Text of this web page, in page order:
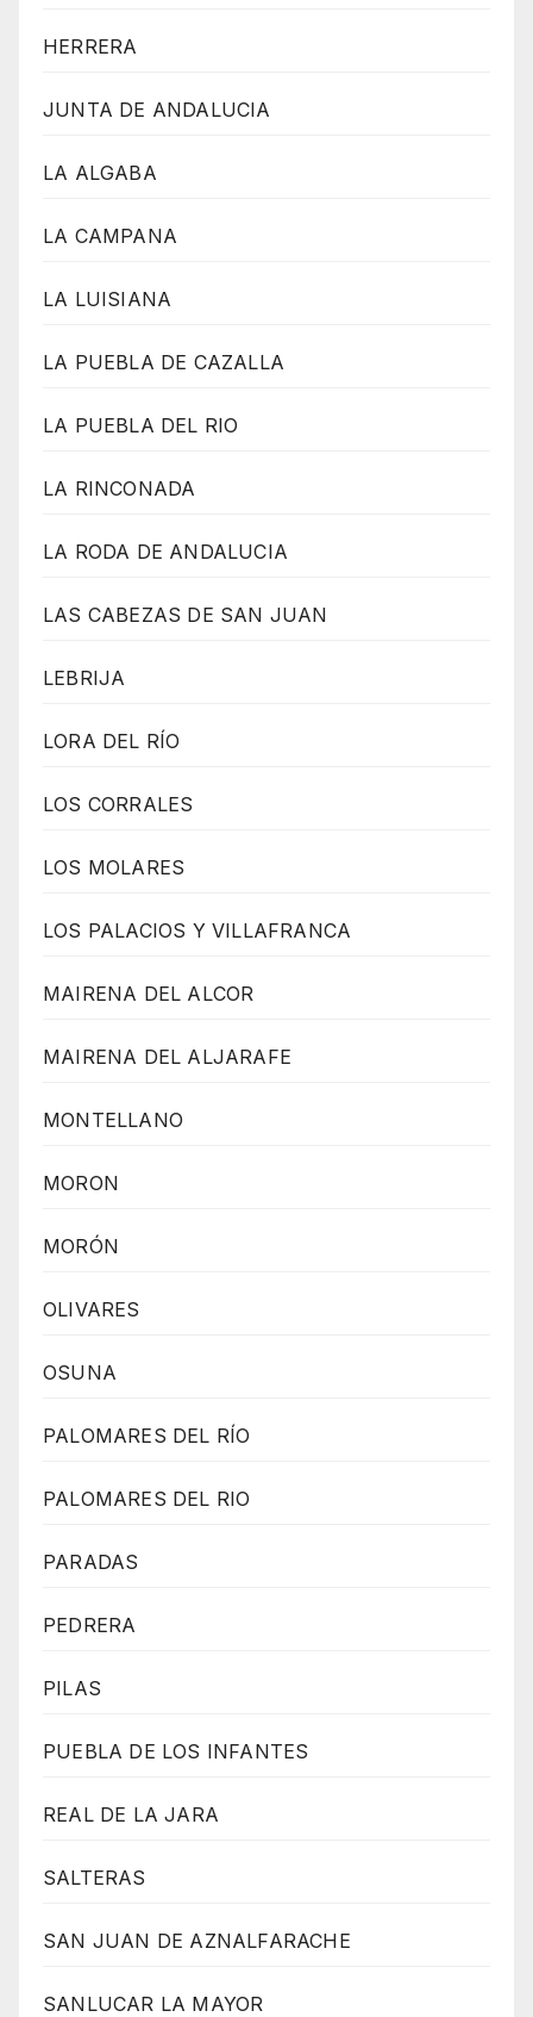
HERRERA
JUNTA DE ANDALUCIA
LA ALGABA
LA CAMPANA
LA LUISIANA
LA PUEBLA DE CAZALLA
LA PUEBLA DEL RIO
LA RINCONADA
LA RODA DE ANDALUCIA
LAS CABEZAS DE SAN JUAN
LEBRIJA
LORA DEL RÍO
LOS CORRALES
LOS MOLARES
LOS PALACIOS Y VILLAFRANCA
MAIRENA DEL ALCOR
MAIRENA DEL ALJARAFE
MONTELLANO
MORON
MORÓN
OLIVARES
OSUNA
PALOMARES DEL RÍO
PALOMARES DEL RIO
PARADAS
PEDRERA
PILAS
PUEBLA DE LOS INFANTES
REAL DE LA JARA
SALTERAS
SAN JUAN DE AZNALFARACHE
SANLUCAR LA MAYOR